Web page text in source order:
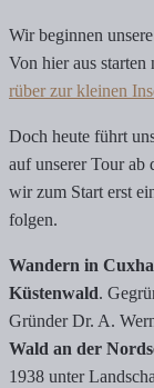
Wir beginnen
Von hier aus starten
rüber zur kleinen
Doch heute führt
auf unserer Tour ab
wir zum Start erst
folgen.
Wandern in
Küstenwald.
Gründer Dr. A.
Wald an der
1938 unter